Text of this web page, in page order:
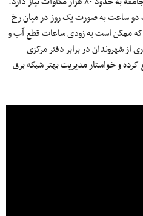
دو ساعت به صورت یک روز در میان رخ
ممکن است به‌ زودی ساعات قطع آب و
از شهروندان در برابر دفتر مرکزی
و خواستار مدیریت بهتر شبکه برق